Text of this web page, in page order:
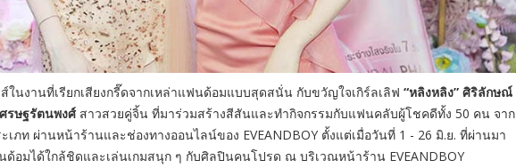
งานที่เรียกเสียงกรี๊ดจากเหล่าแฟนด้อมแบบสุดสนั่น กับขวัญใจเกิร์ลเลิฟ “หลิงหลิง” ศิริลักษณ์
ศรษฐรัตนพงศ์สาวสวยคู่จิ้น ที่มาร่วมสร้างสีสันและทำกิจกรรมกับแฟนคลับผู้โชคดีทั้ง 50 คน จาก
ภท ผ่านหน้าร้านและช่องทางออนไลน์ของ EVEANDBOY ตั้งแต่เมื่อวันที่ 1 - 26 มิ.ย. ที่ผ่านมา
ด้อมได้ใกล้ชิดและเล่นเกมสนุก ๆ กับศิลปินคนโปรด ณ บริเวณหน้าร้าน EVEANDBOY